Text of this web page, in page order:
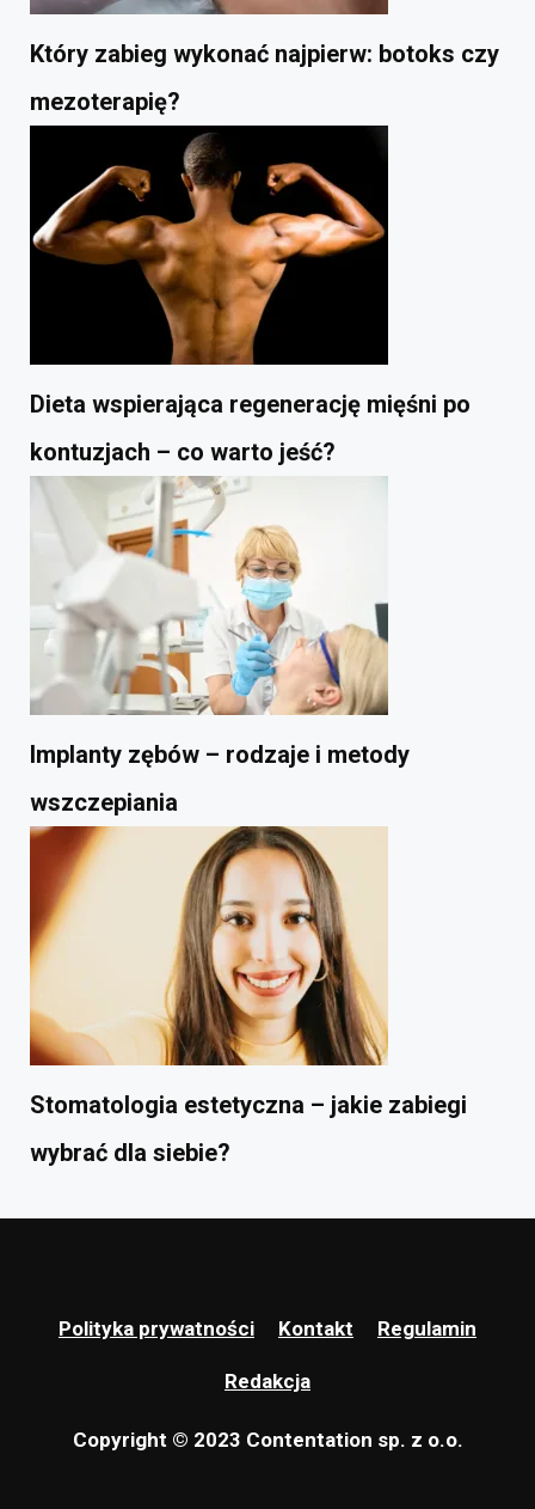
Który zabieg wykonać najpierw: botoks czy
mezoterapię?
Dieta wspierająca regenerację mięśni po
kontuzjach – co warto jeść?
Implanty zębów – rodzaje i metody
wszczepiania
Stomatologia estetyczna – jakie zabiegi
wybrać dla siebie?
Polityka prywatności Kontakt Regulamin
Redakcja
Copyright © 2023 Contentation sp. z o.o.